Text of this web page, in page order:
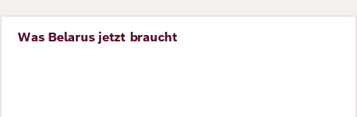
Perspective
Was Belarus jetzt braucht